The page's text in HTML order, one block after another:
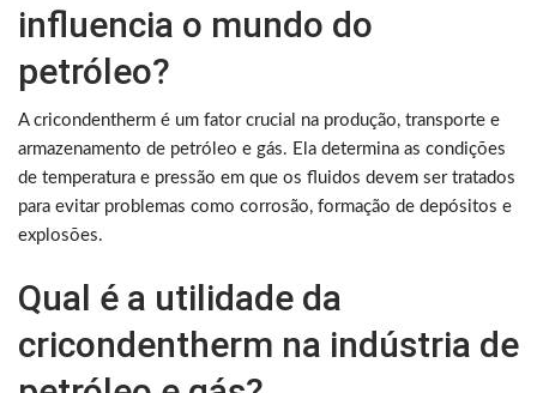
influencia o mundo do
petróleo?
A cricondentherm é um fator crucial na produção, transporte e
armazenamento de petróleo e gás. Ela determina as condições
de temperatura e pressão em que os fluidos devem ser tratados
para evitar problemas como corrosão, formação de depósitos e
explosões.
Qual é a utilidade da
cricondentherm na indústria de